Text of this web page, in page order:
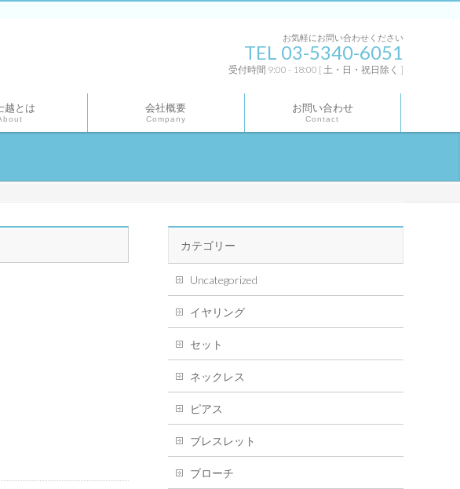
お気軽にお問い合わせください
TEL 03-5340-6051
受付時間 9:00 - 18:00 [ 土・日・祝日除く ]
越とは 会社概要
Company
お問い合わせ
Contact
カテゴリー
Uncategorized
イヤリング
セット
ネックレス
ピアス
ブレスレット
ブローチ